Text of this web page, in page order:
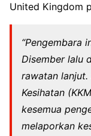
United Kingdom
“Pengembara
Disember lalu
rawatan
Kesihatan
kesemua
melaporkan